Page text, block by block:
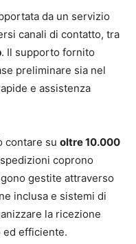
da un servizio
canali di contatto, tra
. Il supporto fornito
preliminare sia nel
e assistenza
contare su oltre 10.000
coprono
gestite attraverso
inclusa e sistemi di
la ricezione
ed efficiente.